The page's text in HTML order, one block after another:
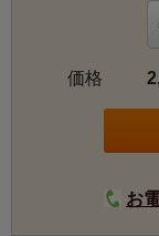
九州以外では目
地は、宮崎県と
日本最南端のス
徴を備え、その
土壌が、上質のお
価格
お